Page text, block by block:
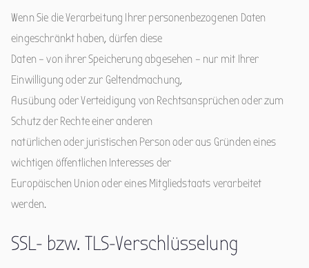
Wenn Sie die Verarbeitung Ihrer personenbezogenen Daten
eingeschränkt haben, dürfen diese
Daten – von ihrer Speicherung abgesehen – nur mit Ihrer
Einwilligung oder zur Geltendmachung,
Ausübung oder Verteidigung von Rechtsansprüchen oder zum
Schutz der Rechte einer anderen
natürlichen oder juristischen Person oder aus Gründen eines
wichtigen öffentlichen Interesses der
Europäischen Union oder eines Mitgliedstaats verarbeitet
werden.
SSL- bzw. TLS-Verschlüsselung